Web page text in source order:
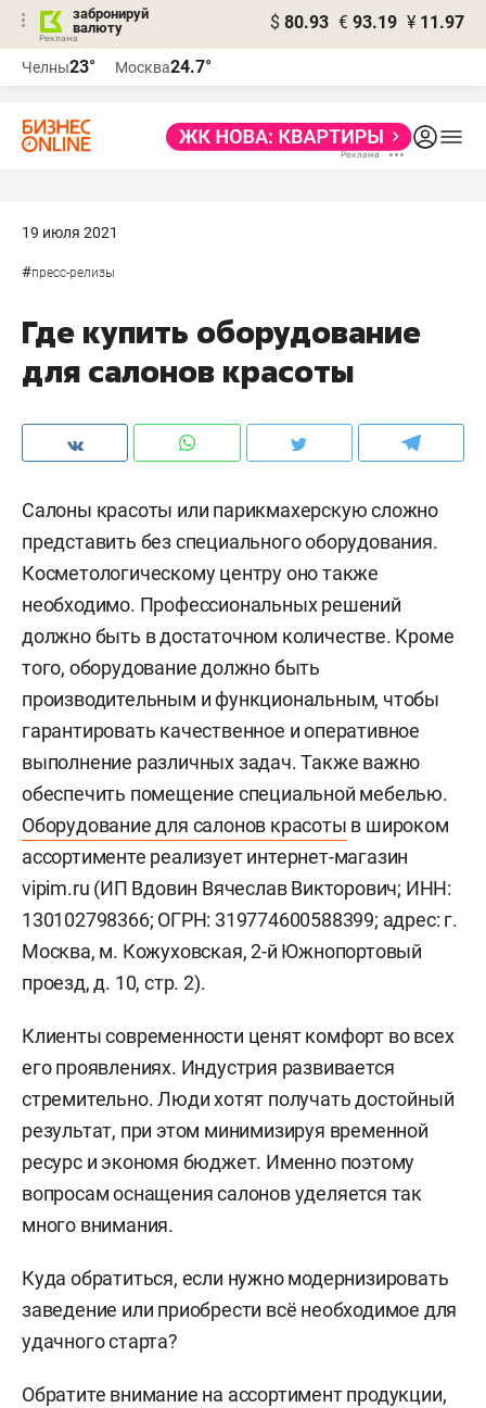
забронируй
валюту
$ 80.93 € 93.19 ¥ 11.97
Челны23° Москва24.7°
19 июля 2021
#пресс-релизы
Где купить оборудование
для салонов красоты
Салоны красоты или парикмахерскую сложно
представить без специального оборудования.
Косметологическому центру оно также
необходимо. Профессиональных решений
должно быть в достаточном количестве. Кроме
того, оборудование должно быть
производительным и функциональным, чтобы
гарантировать качественное и оперативное
выполнение различных задач. Также важно
обеспечить помещение специальной мебелью.
Оборудование для салонов красоты в широком
ассортименте реализует интернет-магазин
vipim.ru (ИП Вдовин Вячеслав Викторович; ИНН:
130102798366; ОГРН: 319774600588399; адрес: г.
Москва, м. Кожуховская, 2-й Южнопортовый
проезд, д. 10, стр. 2).
Клиенты современности ценят комфорт во всех
его проявлениях. Индустрия развивается
стремительно. Люди хотят получать достойный
результат, при этом минимизируя временной
ресурс и экономя бюджет. Именно поэтому
вопросам оснащения салонов уделяется так
много внимания.
Куда обратиться, если нужно модернизировать
заведение или приобрести всё необходимое для
удачного старта?
Обратите внимание на ассортимент продукции,